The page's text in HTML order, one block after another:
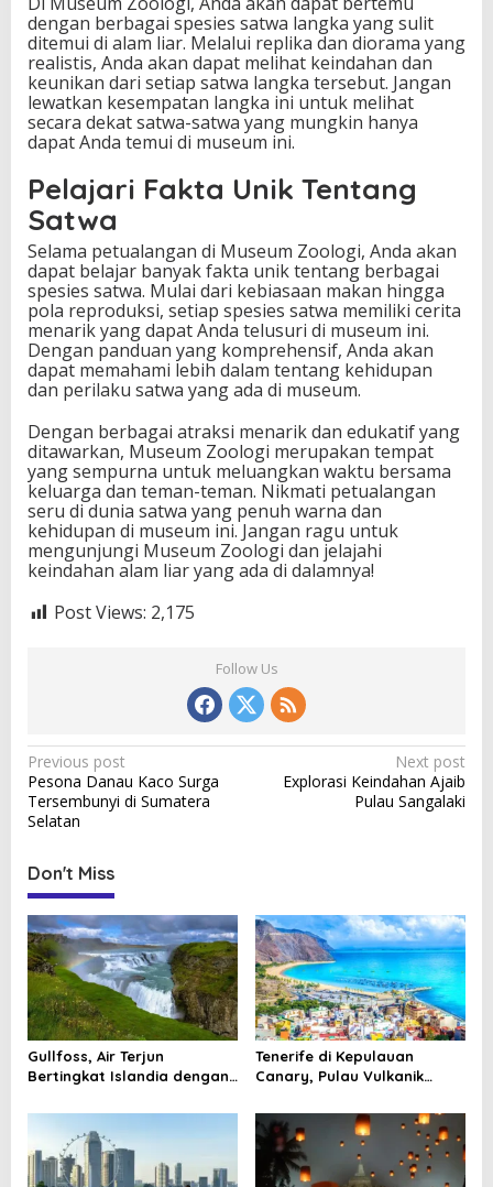
dengan berbagai spesies satwa langka yang sulit
ditemui di alam liar. Melalui replika dan diorama yang
realistis, Anda akan dapat melihat keindahan dan
keunikan dari setiap satwa langka tersebut. Jangan
lewatkan kesempatan langka ini untuk melihat
secara dekat satwa-satwa yang mungkin hanya
dapat Anda temui di museum ini.
Pelajari Fakta Unik Tentang
Satwa
Selama petualangan di Museum Zoologi, Anda akan
dapat belajar banyak fakta unik tentang berbagai
spesies satwa. Mulai dari kebiasaan makan hingga
pola reproduksi, setiap spesies satwa memiliki cerita
menarik yang dapat Anda telusuri di museum ini.
Dengan panduan yang komprehensif, Anda akan
dapat memahami lebih dalam tentang kehidupan
dan perilaku satwa yang ada di museum.
Dengan berbagai atraksi menarik dan edukatif yang
ditawarkan, Museum Zoologi merupakan tempat
yang sempurna untuk meluangkan waktu bersama
keluarga dan teman-teman. Nikmati petualangan
seru di dunia satwa yang penuh warna dan
kehidupan di museum ini. Jangan ragu untuk
mengunjungi Museum Zoologi dan jelajahi
keindahan alam liar yang ada di dalamnya!
Post Views: 2,175
Follow Us
P
o
s
t
n
a
v
i
g
a
t
i
o
n
Previous post
Pesona Danau Kaco Surga
Tersembunyi di Sumatera
Selatan
Next post
Explorasi Keindahan Ajaib
Pulau Sangalaki
Don't Miss
Gullfoss, Air Terjun
Bertingkat Islandia dengan
Tenerife di Kepulauan
Canary, Pulau Vulkanik